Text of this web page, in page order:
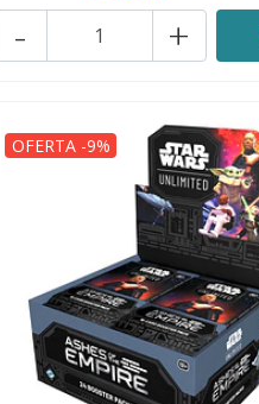
+
-
OFERTA -9%